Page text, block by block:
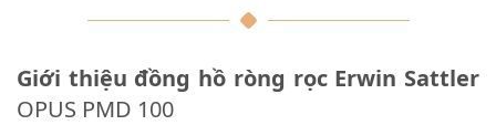
Giới thiệu đồng hồ ròng rọc Erwin Sattler
OPUS PMD 100